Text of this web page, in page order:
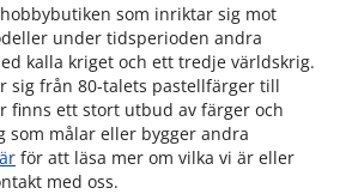
som inriktar sig mot
under tidsperioden andra
kalla kriget och ett tredje världskrig.
sig från 80-talets pastellfärger till
finns ett stort utbud av färger och
målar eller bygger andra
för att läsa mer om vilka vi är eller
med oss.